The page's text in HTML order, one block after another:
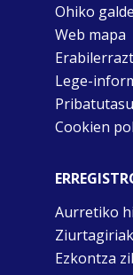
Ohiko
Web mapa
Lege-
Cookien
Aurretiko
Ezkontza